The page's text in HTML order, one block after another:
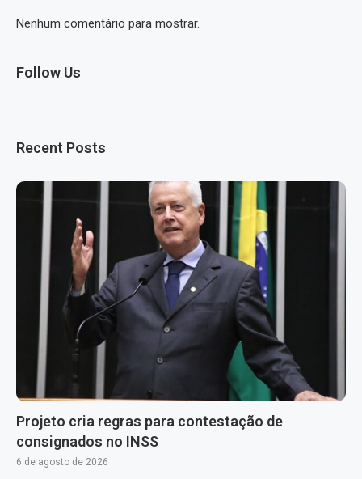
Nenhum comentário para mostrar.
Follow Us
Recent Posts
Projeto cria regras para contestação de
consignados no INSS
6 de agosto de 2026